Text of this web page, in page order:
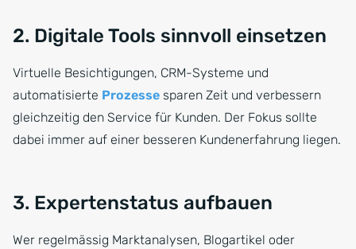
2. Digitale Tools sinnvoll einsetzen
Virtuelle Besichtigungen, CRM-Systeme und
automatisierte Prozesse sparen Zeit und verbessern
gleichzeitig den Service für Kunden. Der Fokus sollte
dabei immer auf einer besseren Kundenerfahrung liegen.
3. Expertenstatus aufbauen
Wer regelmässig Marktanalysen, Blogartikel oder